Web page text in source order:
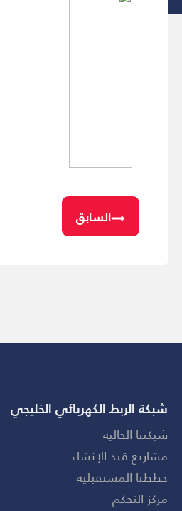
السابق
شبكة الربط الكهربائي الخليجي
شبكتنا الحالية
مشاريع قيد الإنشاء
خططنا المستقبلية
مركز التحكم